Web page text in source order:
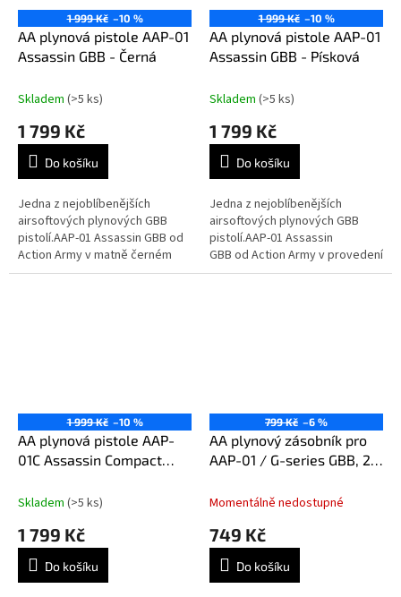
1 999 Kč –10 %
AA plynová pistole AAP-01
Assassin GBB - Černá
Skladem (>5 ks)
1 799 Kč
Do košíku
Jedna z nejoblíbenějších
airsoftových plynových GBB
pistolí.AAP-01 Assassin GBB od
Action Army v matně černém
provedení.Hybrid mezi
1 999 Kč –10 %
AA plynová pistole AAP-01
Assassin GBB - Písková
Skladem (>5 ks)
1 799 Kč
Do košíku
Jedna z nejoblíbenějších
airsoftových plynových GBB
pistolí.AAP-01 Assassin
GBB od Action Army v provedení
Dark Earth (FDE).Hybrid mezi
1 999 Kč –10 %
AA plynová pistole AAP-
01C Assassin Compact
Skladem (>5 ks)
1 799 Kč
Do košíku
799 Kč –6 %
AA plynový zásobník pro
AAP-01 / G-series GBB, 23
Momentálně nedostupné
749 Kč
Do košíku